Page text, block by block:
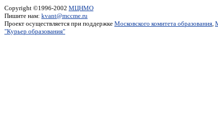
Copyright ©1996-2002 МЦНМО
Пишите нам: kvant@mccme.ru
Проект осуществляется при поддержке Московского комитета образования,
"Курьер образования"